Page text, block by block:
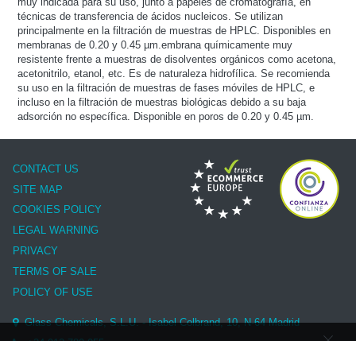
técnicas de transferencia de ácidos nucleicos. Se utilizan
principalmente en la filtración de muestras de HPLC. Disponibles en
membranas de 0.20 y 0.45 µm.embrana químicamente muy
resistente frente a muestras de disolventes orgánicos como acetona,
acetonitrilo, etanol, etc. Es de naturaleza hidrofílica. Se recomienda
su uso en la filtración de muestras de fases móviles de HPLC, e
incluso en la filtración de muestras biológicas debido a su baja
adsorción no específica. Disponible en poros de 0.20 y 0.45 µm.
CONTACT US
SITE MAP
COOKIES POLICY
LEGAL WARNING
PRIVACY
TERMS OF SALE
POLICY OF USE
Glass Chemicals, S.L.U. - Isabel Colbrand, 10, N-64 Madrid